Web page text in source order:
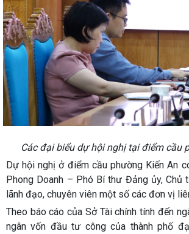
Các đại biểu dự hội nghị tại điểm cầu
Dự hội nghị ở điểm cầu phường Kiến An
Phong Doanh – Phó Bí thư Đảng ủy, Chủ
lãnh đạo, chuyên viên một số các đơn vị
Theo báo cáo của Sở Tài chính tính đến
ngân vốn đầu tư công của thành phố